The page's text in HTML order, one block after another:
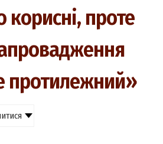
корисні, проте
протилежний»